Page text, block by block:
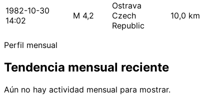
1982-10-30
14:02
M 4,2
Ostrava
Czech
Republic
10,0 km
Perfil mensual
Tendencia mensual reciente
Aún no hay actividad mensual para mostrar.